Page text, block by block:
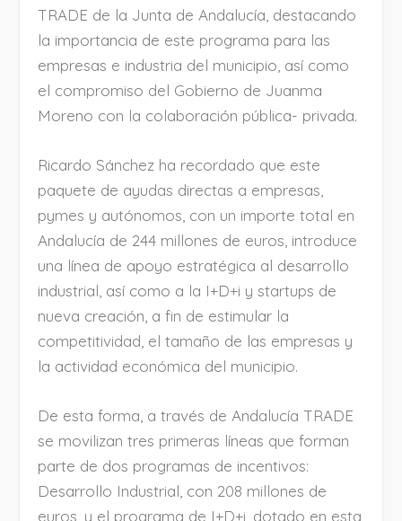
TRADE de la Junta de Andalucía, destacando
la importancia de este programa para las
empresas e industria del municipio, así como
el compromiso del Gobierno de Juanma
Moreno con la colaboración pública- privada.
Ricardo Sánchez ha recordado que este
paquete de ayudas directas a empresas,
pymes y autónomos, con un importe total en
Andalucía de 244 millones de euros, introduce
una línea de apoyo estratégica al desarrollo
industrial, así como a la I+D+i y startups de
nueva creación, a fin de estimular la
competitividad, el tamaño de las empresas y
la actividad económica del municipio.
De esta forma, a través de Andalucía TRADE
se movilizan tres primeras líneas que forman
parte de dos programas de incentivos:
Desarrollo Industrial, con 208 millones de
euros, y el programa de I+D+i, dotado en esta